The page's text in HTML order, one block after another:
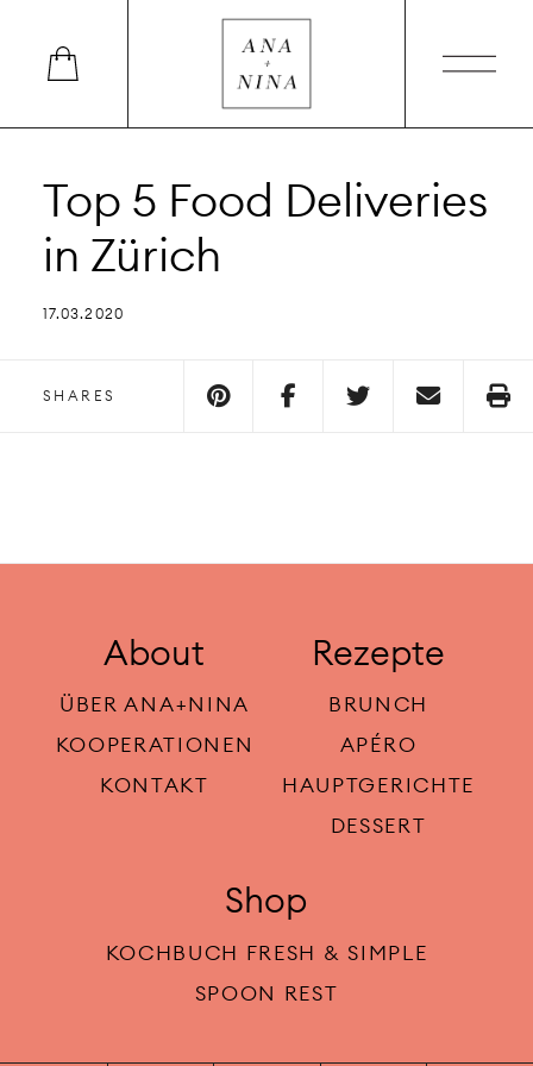
Top 5 Food Deliveries
in Zürich
17.03.2020
SHARES
About
ÜBER ANA+NINA
KOOPERATIONEN
KONTAKT
Rezepte
BRUNCH
APÉRO
HAUPTGERICHTE
DESSERT
Shop
KOCHBUCH FRESH & SIMPLE
SPOON REST